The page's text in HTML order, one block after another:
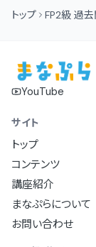
トップ FP2級 過
YouTube
サイト
トップ
コンテンツ
講座紹介
まなぷらについて
お問い合わせ